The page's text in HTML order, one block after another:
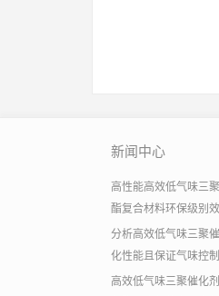
新闻中心
高性能高效低气味三
酯复合材料环保级别
分析高效低气味三聚
化性能且保证气味控
高效低气味三聚催化